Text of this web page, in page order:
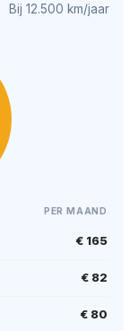
Bij 12.500 km/jaar
PER MAAND
€ 165
€ 82
€ 80